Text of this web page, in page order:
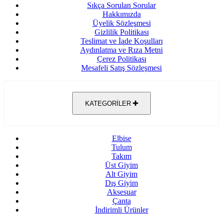
Sıkça Sorulan Sorular
Hakkımızda
Üyelik Sözleşmesi
Gizlilik Politikası
Teslimat ve İade Koşulları
Aydınlatma ve Rıza Metni
Çerez Politikası
Mesafeli Satış Sözleşmesi
KATEGORİLER
Elbise
Tulum
Takım
Üst Giyim
Alt Giyim
Dış Giyim
Aksesuar
Çanta
İndirimli Ürünler